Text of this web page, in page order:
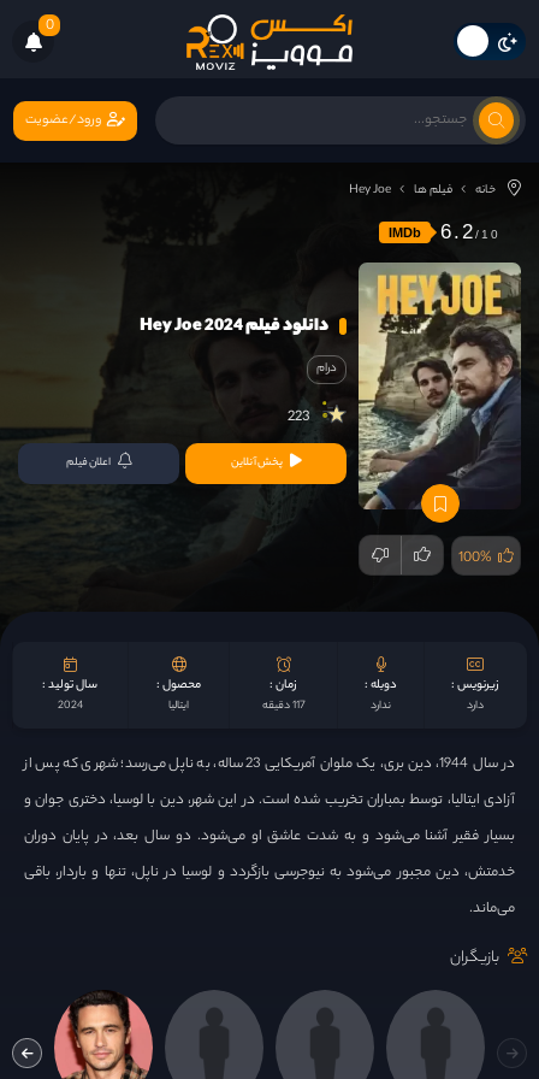
0
ورود/عضویت
خانه فیلم ها Hey Joe
IMDb 6.2
100%
دانلود فیلم Hey Joe 2024
درام
223
پخش آنلاین اعلان فیلم
زیرنویس :
دارد
دوبله :
ندارد
زمان :
117 دقیقه
محصول :
ایتالیا
سال تولید :
2024
در سال 1944، دین بری، یک ملوان آمریکایی 23 ساله، به ناپل می‌رسد؛ شهری که پس از
آزادی ایتالیا، توسط بمباران تخریب شده است. در این شهر، دین با لوسیا، دختری جوان و
بسیار فقیر آشنا می‌شود و به شدت عاشق او می‌شود. دو سال بعد، در پایان دوران
خدمتش، دین مجبور می‌شود به نیوجرسی بازگردد و لوسیا در ناپل، تنها و باردار، باقی
می‌ماند.
بازیگران